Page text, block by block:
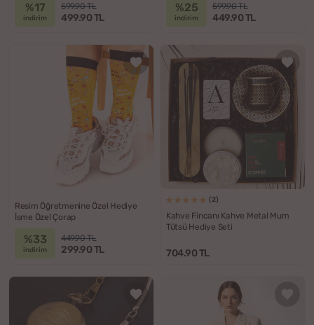
%17
indirim
599.90 TL
499.90 TL
%25
indirim
599.90 TL
449.90 TL
Resim Öğretmenine Özel Hediye
İsme Özel Çorap
%33
indirim
449.90 TL
299.90 TL
(2)
Kahve Fincanı Kahve Metal Mum
Tütsü Hediye Seti
704.90 TL